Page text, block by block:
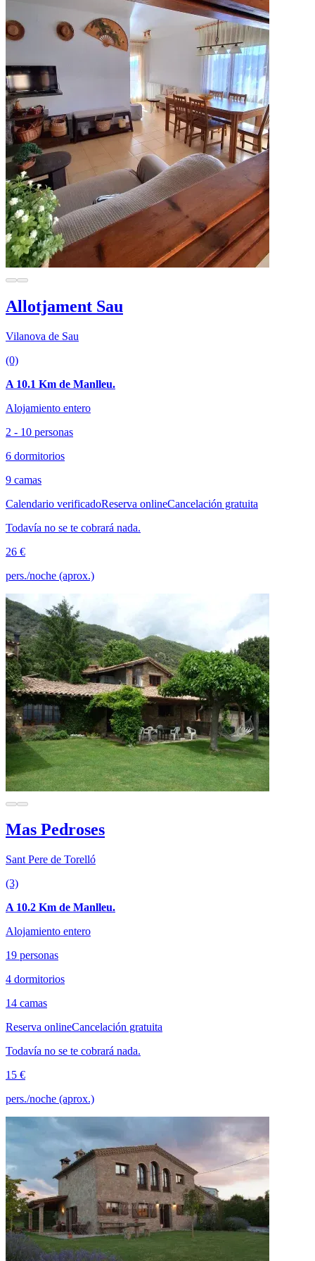
Allotjament Sau
Vilanova de Sau
(0)
A 10.1 Km de Manlleu.
Alojamiento entero
2 - 10 personas
6 dormitorios
9 camas
Calendario verificadoReserva onlineCancelación gratuita
Todavía no se te cobrará nada.
26 €
pers./noche (aprox.)
Mas Pedroses
Sant Pere de Torelló
(3)
A 10.2 Km de Manlleu.
Alojamiento entero
19 personas
4 dormitorios
14 camas
Reserva onlineCancelación gratuita
Todavía no se te cobrará nada.
15 €
pers./noche (aprox.)